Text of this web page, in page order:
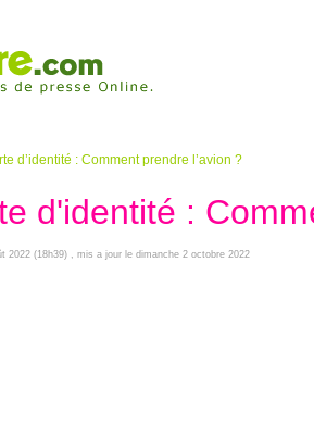
d’identité : Comment prendre l’avion ?
d'identité :
2022 (18h39) , mis a jour le dimanche 2 octobre 2022